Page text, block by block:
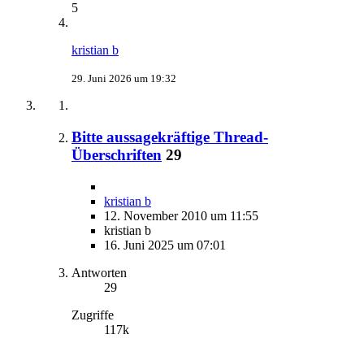
5
kristian b
29. Juni 2026 um 19:32
Bitte aussagekräftige Thread-
Überschriften 29
kristian b
12. November 2010 um 11:55
kristian b
16. Juni 2025 um 07:01
Antworten
29
Zugriffe
117k